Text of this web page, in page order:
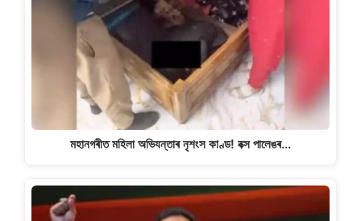
মহানগৰীত মহিলা অভিযন্তাৰ নৃশংস কাণ্ড! বক্স পালেঙৰ…